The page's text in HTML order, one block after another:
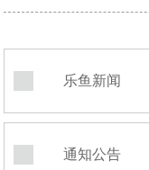
乐鱼新闻
通知公告